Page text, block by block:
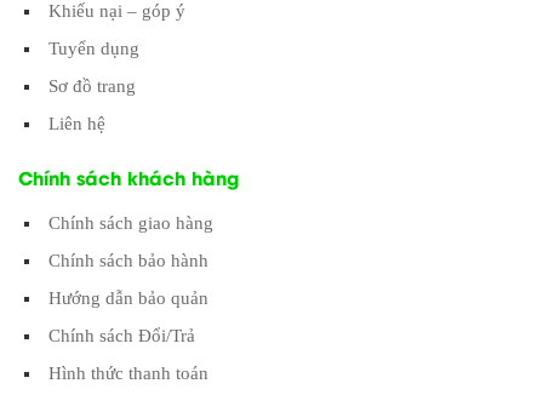
Khiếu nại – góp ý
Tuyển dụng
Sơ đồ trang
Liên hệ
Chính sách khách hàng
Chính sách giao hàng
Chính sách bảo hành
Hướng dẫn bảo quản
Chính sách Đổi/Trả
Hình thức thanh toán